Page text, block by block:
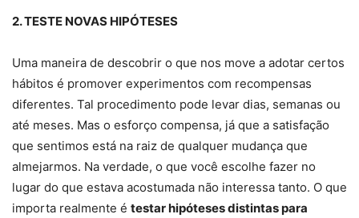
2. TESTE NOVAS HIPÓTESES
Uma maneira de descobrir o que nos move a adotar certos
hábitos é promover experimentos com recompensas
diferentes. Tal procedimento pode levar dias, semanas ou
até meses. Mas o esforço compensa, já que a satisfação
que sentimos está na raiz de qualquer mudança que
almejarmos. Na verdade, o que você escolhe fazer no
lugar do que estava acostumada não interessa tanto. O que
importa realmente é testar hipóteses distintas para